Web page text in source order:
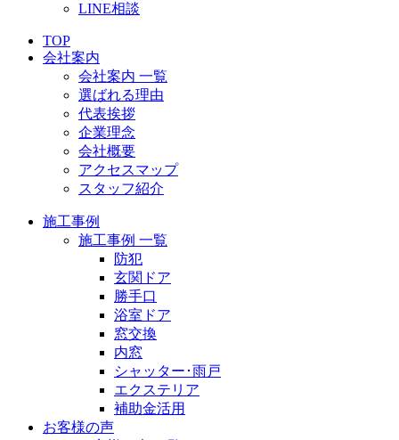
LINE相談
TOP
会社案内
会社案内 一覧
選ばれる理由
代表挨拶
企業理念
会社概要
アクセスマップ
スタッフ紹介
施工事例
施工事例 一覧
防犯
玄関ドア
勝手口
浴室ドア
窓交換
内窓
シャッター･雨戸
エクステリア
補助金活用
お客様の声